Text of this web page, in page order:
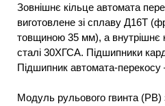
Зовнішнє кільце автомата
виготовлене зі сплаву Д16Т
товщиною 35 мм), а внутрішнє
сталі 30ХГСА. Підшипники
Підшипник автомата-перекосу
Модуль рульового гвинта (РВ)